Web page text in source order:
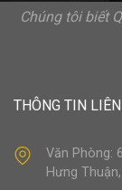
Chúng tôi biết
THÔNG TIN
Văn Phòng:
Hưng